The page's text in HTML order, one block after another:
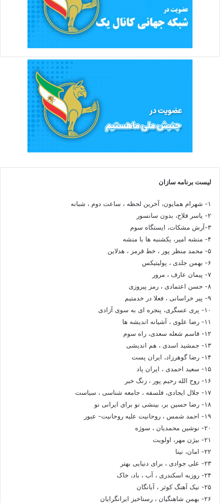
لیست برنامه سازان
۱- شهرام همایون، آخرین لحظه ، ساعت دوم ، شبانه
۲- یاسر فلاح، بدون سانسور
۳-آرش مشکات، ایستگاه سوم
۴- منشه امیر، یکشنبه ها با منشه
۵- محمد منظر پور ، خط قرمز ، هدلاین
۶- بهمن جلدی ، پولیتیکس
۷- پیمان عارف ، مرور
۸- حسن اعتمادی ، رمز پیروزی
۹- پیر خراسانی ، فعلا در خدمتیم
۱۰- پری عسگری، پنجره ای به سوی آزادی
۱۱- رضا علوی ، آشیانه اندیشه ها
۱۲- قاسم شعله سعدی، راه سوم
۱۳- جمشید اسدی ، هم اندیشی
۱۴- رضا گوهرزاد، ایران پست
۱۵- سعید احمدی ، ایران پاد
۱۶- روح الله رحیم پور ، زنگ خبر
۱۷- جلال ایجادی، فلسفه ، جامعه شناسی ، سیاست
۱۸- رضا حسین بر، بینشی نو برای ایرانی نو
۱۹- احمد شمس ، روحانیت علیه روحانیت- عبور
۲۰- نوشین محمدیان ، سوژه
۲۱- بیژن مهر، اولویت
۲۲- امان، نینا
۲۳- علی جوادی ، برای دنیایی بهتر
۲۴- روزبه اسکندری ، آب ، باد، خاک
۲۵- نیک آهنگ کوثر ، آبانگان
۲۶- بهمن شاهنگیان ، رستاخیز ایرانگرایان